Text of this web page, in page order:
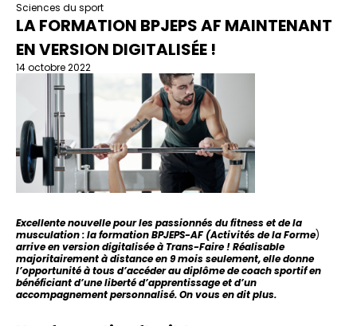
Sciences du sport
LA FORMATION BPJEPS AF MAINTENANT
EN VERSION DIGITALISÉE !
14 octobre 2022
Excellente nouvelle pour les passionnés du fitness et de la
musculation : la formation BPJEPS-AF (Activités de la Forme)
arrive en version digitalisée à Trans-Faire ! Réalisable
majoritairement à distance en 9 mois seulement, elle donne
l’opportunité à tous d’accéder au diplôme de coach sportif en
bénéficiant d’une liberté d’apprentissage et d’un
accompagnement personnalisé. On vous en dit plus.